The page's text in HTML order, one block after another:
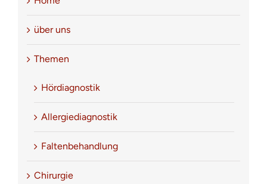
über uns
Themen
Hördiagnostik
Allergiediagnostik
Faltenbehandlung
Chirurgie